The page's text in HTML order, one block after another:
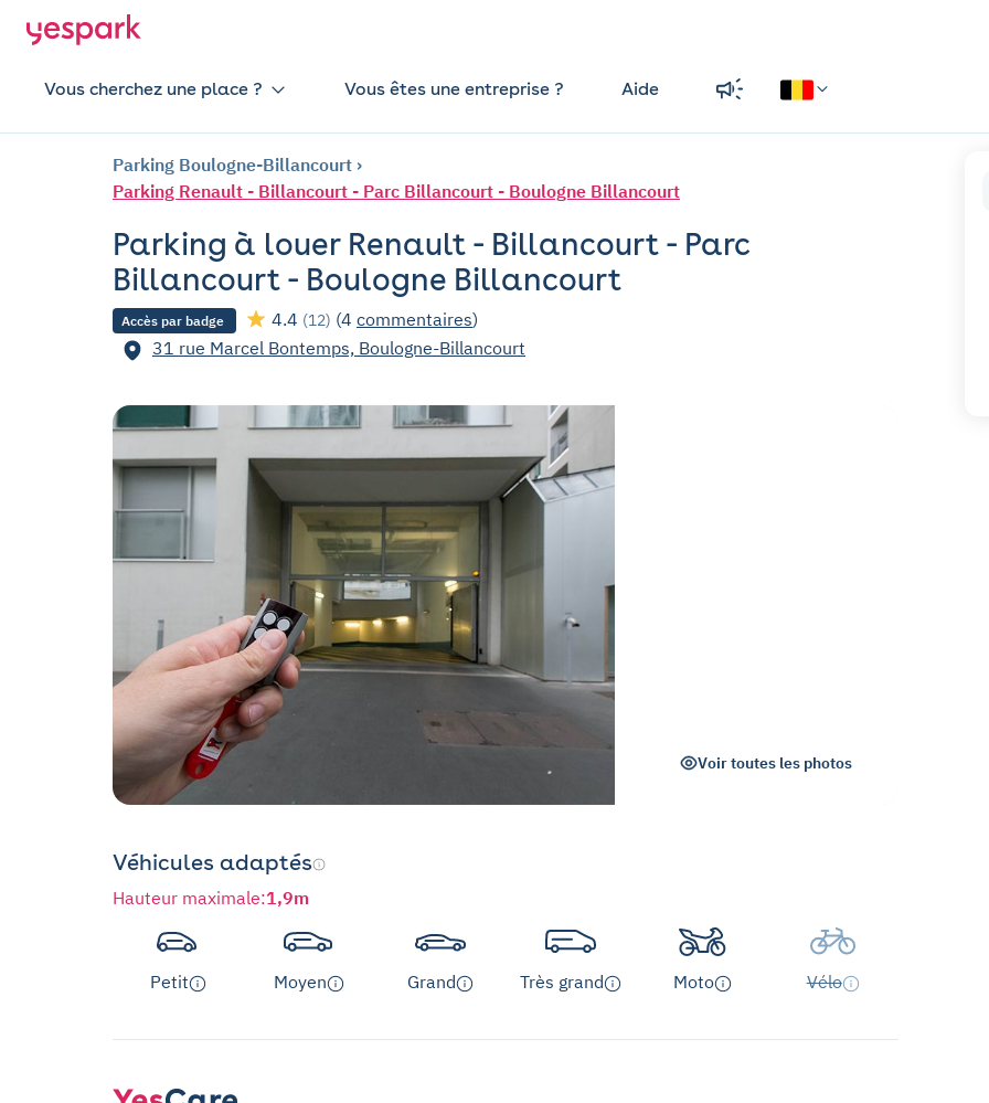
Vous cherchez une place ? Vous êtes une entreprise ? Aide
Parking Boulogne-Billancourt
Parking Renault - Billancourt - Parc Billancourt - Boulogne Billancourt
Parking à louer Renault - Billancourt - Parc
Billancourt - Boulogne Billancourt
Accès par badge 4.4 (12) (4 commentaires)
31 rue Marcel Bontemps, Boulogne-Billancourt
Voir toutes les photos
Véhicules adaptés
Hauteur maximale:1,9m
Petit Moyen Grand Très grand Moto Vélo